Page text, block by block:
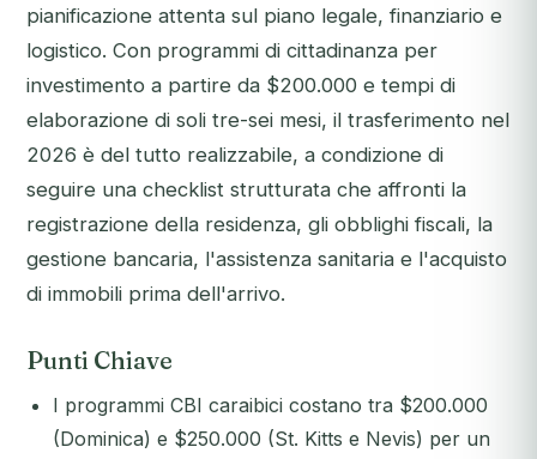
pianificazione attenta sul piano legale, finanziario e
logistico. Con programmi di cittadinanza per
investimento a partire da $200.000 e tempi di
elaborazione di soli tre-sei mesi, il trasferimento nel
2026 è del tutto realizzabile, a condizione di
seguire una checklist strutturata che affronti la
registrazione della residenza, gli obblighi fiscali, la
gestione bancaria, l'assistenza sanitaria e l'acquisto
di immobili prima dell'arrivo.
Punti Chiave
I programmi CBI caraibici costano tra $200.000
(Dominica) e $250.000 (St. Kitts e Nevis) per un